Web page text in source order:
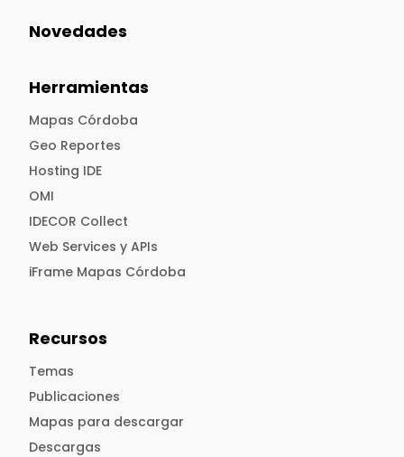
Novedades
Herramientas
Mapas Córdoba
Geo Reportes
Hosting IDE
OMI
IDECOR Collect
Web Services y APIs
iFrame Mapas Córdoba
Recursos
Temas
Publicaciones
Mapas para descargar
Descargas